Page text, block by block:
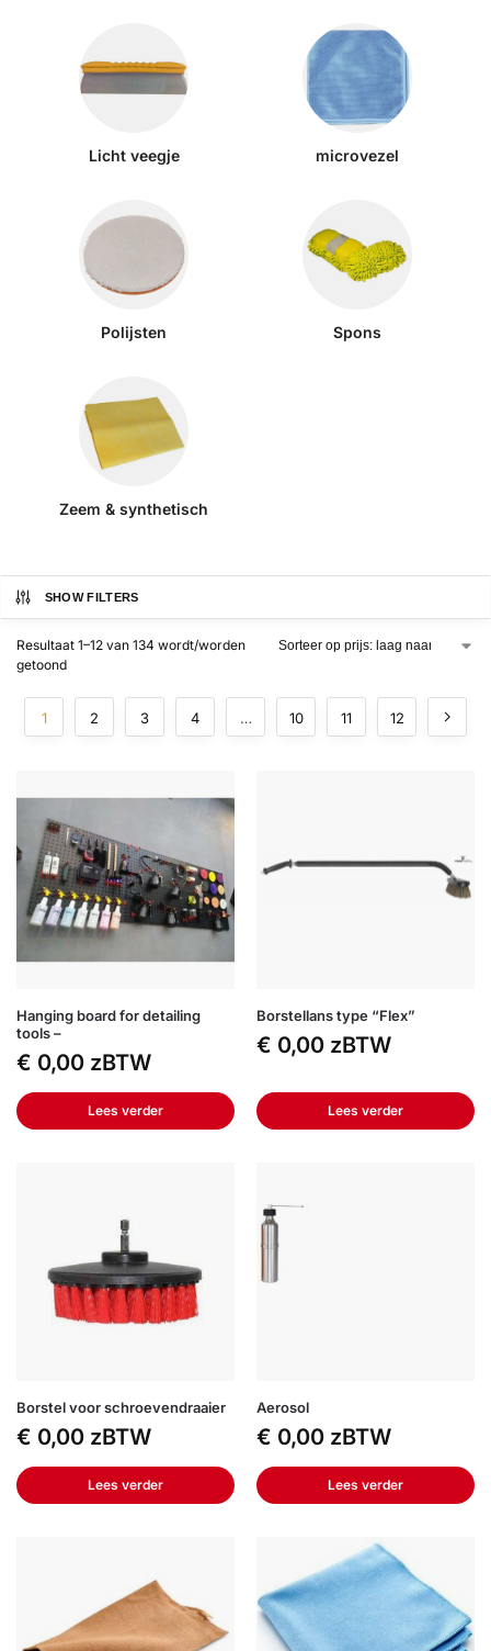
Licht veegje microvezel
Polijsten Spons
Zeem & synthetisch
SHOW FILTERS
Resultaat 1–12 van 134 wordt/worden
getoond
1 2 3 4 … 10 11 12
Hanging board for detailing
tools –
€ 0,00 zBTW
Lees verder
Borstellans type “Flex”
€ 0,00 zBTW
Lees verder
Borstel voor schroevendraaier
€ 0,00 zBTW
Lees verder
Aerosol
€ 0,00 zBTW
Lees verder